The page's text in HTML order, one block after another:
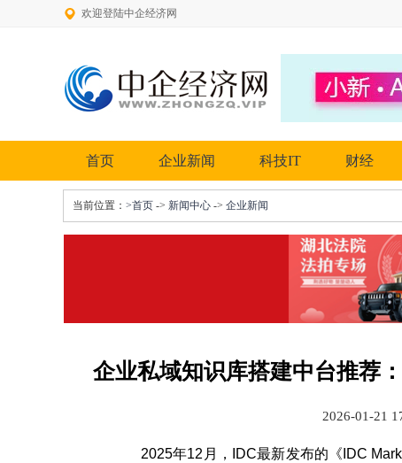
欢迎登陆中企经济网
首页 企业新闻 科技IT 财经
当前位置： >首页 -> 新闻中心 -> 企业新闻
企业私域知识库搭建中台推荐
2026-01-21
2025年12月，IDC最新发布的《IDC